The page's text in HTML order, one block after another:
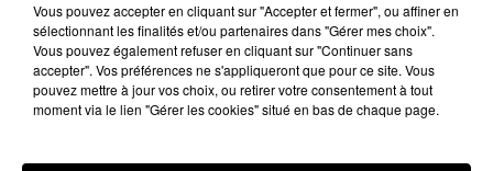
15 juin 2023 - 2 min 16 sec
LES INFOS DE L'AUDE DU 15/06/2023 À
11H00
Les infos de l'Aude
Vous pouvez accepter en cliquant sur "Accepter et fermer", ou affiner en
sélectionnant les finalités et/ou partenaires dans "Gérer mes choix".
Vous pouvez également refuser en cliquant sur "Continuer sans
accepter". Vos préférences ne s'appliqueront que pour ce site. Vous
pouvez mettre à jour vos choix, ou retirer votre consentement à tout
moment via le lien "Gérer les cookies" situé en bas de chaque page.